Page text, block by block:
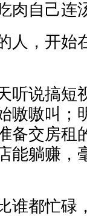
肉自己连
人，开始
听说搞短
嗷嗷叫；
备交房租
能躺赚，
谁都忙碌